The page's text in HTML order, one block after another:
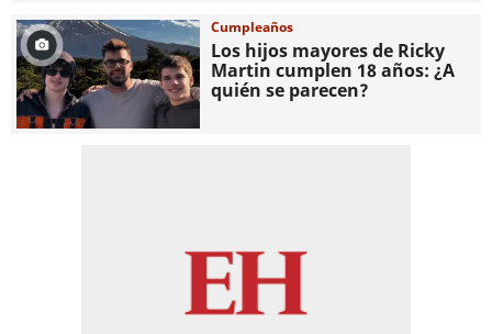
Cumpleaños
Los hijos mayores de Ricky
Martin cumplen 18 años: ¿A
quién se parecen?